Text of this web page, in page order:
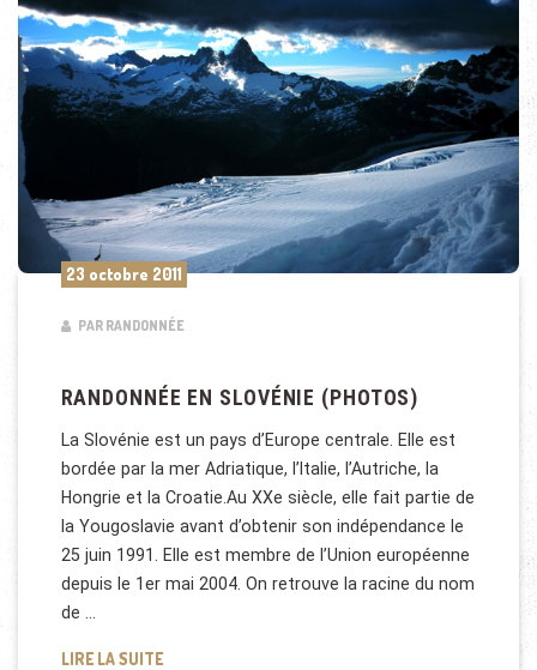
23 octobre 2011
PAR RANDONNÉE
RANDONNÉE EN SLOVÉNIE (PHOTOS)
La Slovénie est un pays d’Europe centrale. Elle est
bordée par la mer Adriatique, l’Italie, l’Autriche, la
Hongrie et la Croatie.Au XXe siècle, elle fait partie de
la Yougoslavie avant d’obtenir son indépendance le
25 juin 1991. Elle est membre de l’Union européenne
depuis le 1er mai 2004. On retrouve la racine du nom
de …
LIRE LA SUITERANDONNÉE EN SLOVÉNIE (PHOTOS)